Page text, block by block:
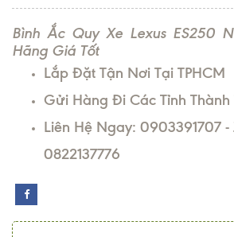
Bình Ắc Quy Xe Lexus ES250
Hãng Giá Tốt
Lắp Đặt Tận Nơi Tại TPHCM
Gửi Hàng Đi Các Tỉnh
Liên Hệ Ngay: 0903391707 -
0822137776